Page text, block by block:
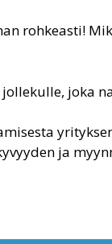
rohkeasti!
joka
ja